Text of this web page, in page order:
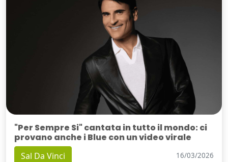
"Per Sempre Si" cantata in tutto il mondo: ci
provano anche i Blue con un video virale
Sal Da Vinci 16/03/2026